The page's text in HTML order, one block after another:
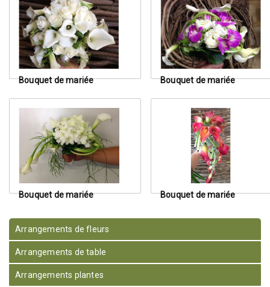
Bouquet de mariée Bouquet de mariée
Bouquet de mariée Bouquet de mariée
Arrangements de fleurs
Arrangements de table
Arrangements plantes